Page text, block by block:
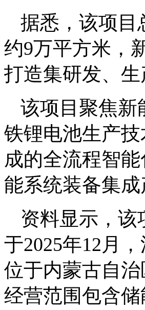
据悉，该项目
约9万平方米，
打造集研发、
该项目聚焦新
铁锂电池生产
成的全流程智
能系统装备集成
资料显示，该
于2025年12月
位于内蒙古自
经营范围包含